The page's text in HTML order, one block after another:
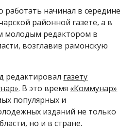
работать начинал в середине
районной газете, а в
молодым редактором в
возглавив рамонскую
редактировал газету
. В это время «Коммунар»
популярных и
изданий не только
но и в стране.